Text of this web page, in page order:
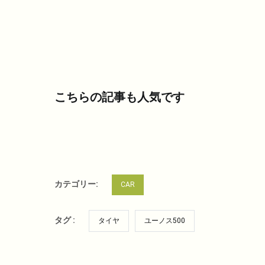
こちらの記事も人気です
カテゴリー: CAR
タグ : タイヤ ユーノス500